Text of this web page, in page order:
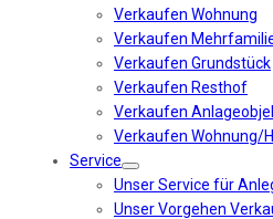
Verkaufen Wohnung
Verkaufen
Verkaufen Grundstück
Verkaufen Resthof
Verkaufen
Verkaufen Wohnung/
Service
Unser Service für
Unser Vorgehen